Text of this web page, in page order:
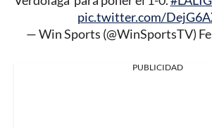
pic.twitter.com/
— Win Sports (@WinSportsTV)
PUBLICIDAD